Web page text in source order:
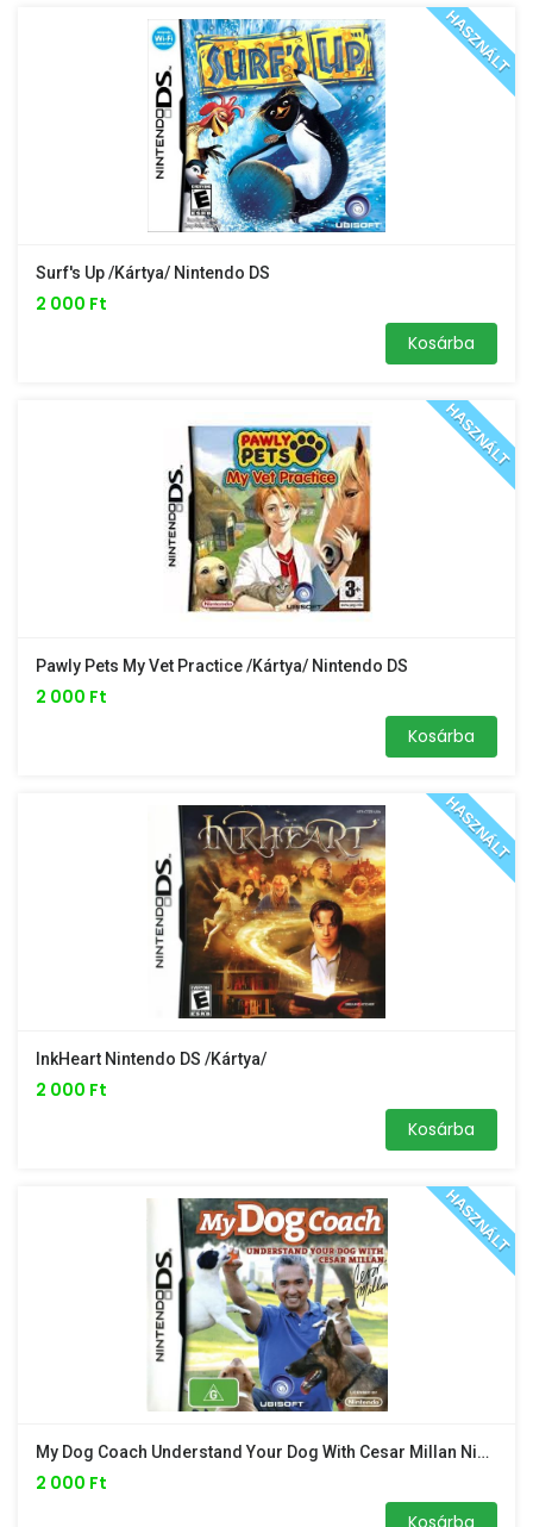
HASZNÁLT
Surf's Up /kártya/ Nintendo DS
2 000 Ft
Kosárba
HASZNÁLT
Pawly Pets My Vet Practice /kártya/ Nintendo DS
2 000 Ft
Kosárba
HASZNÁLT
InkHeart Nintendo DS /kártya/
2 000 Ft
Kosárba
HASZNÁLT
My Dog Coach Understand Your Dog With Cesar Millan Nintendo DS /kártya/
2 000 Ft
Kosárba